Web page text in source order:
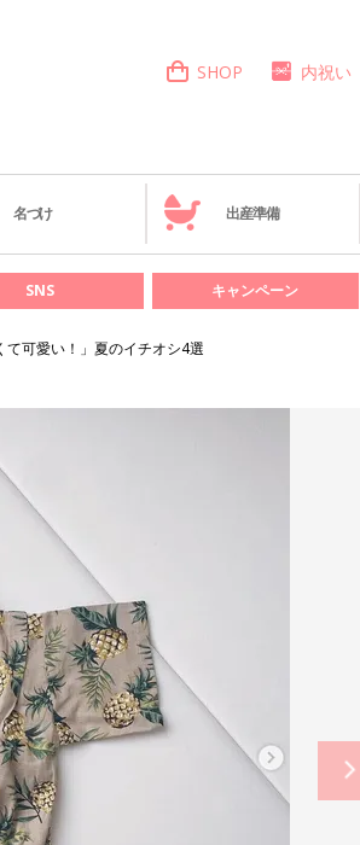
SHOP 内祝い
名づけ 出産準備
SNS キャンペーン
可愛い！」夏のイチオシ4選